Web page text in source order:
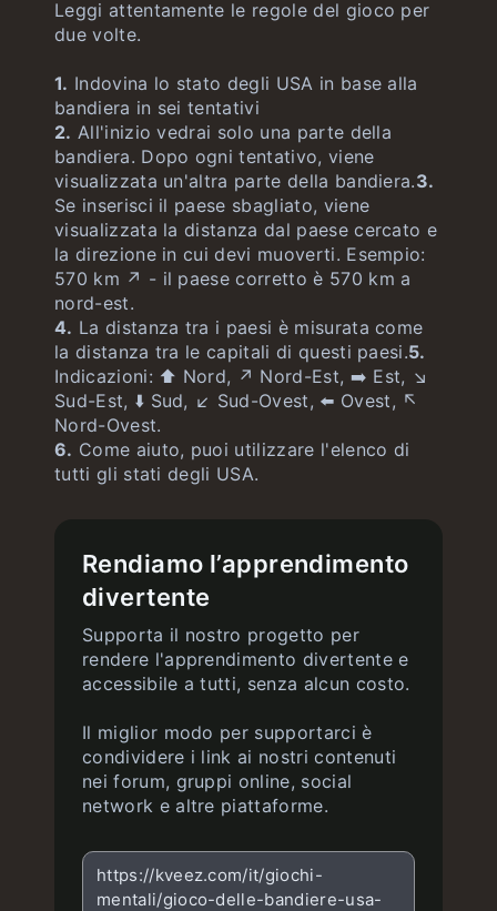
Gioco delle città illimitati
Leggi attentamente le regole del gioco per
due volte.
1. Indovina lo stato degli USA in base alla
bandiera in sei tentativi
2. All'inizio vedrai solo una parte della
bandiera. Dopo ogni tentativo, viene
visualizzata un'altra parte della bandiera.3.
Se inserisci il paese sbagliato, viene
visualizzata la distanza dal paese cercato e
la direzione in cui devi muoverti. Esempio:
570 km ↗️ - il paese corretto è 570 km a
nord-est.
4. La distanza tra i paesi è misurata come
la distanza tra le capitali di questi paesi.5.
Indicazioni: ⬆️ Nord, ↗️ Nord-Est, ➡️ Est, ↘️
Sud-Est, ⬇️ Sud, ↙️ Sud-Ovest, ⬅️ Ovest, ↖️
Nord-Ovest.
6. Come aiuto, puoi utilizzare l'elenco di
tutti gli stati degli USA.
Rendiamo l’apprendimento
divertente
Supporta il nostro progetto per
rendere l'apprendimento divertente e
accessibile a tutti, senza alcun costo.
Il miglior modo per supportarci è
condividere i link ai nostri contenuti
nei forum, gruppi online, social
network e altre piattaforme.
https://kveez.com/it/giochi-
mentali/gioco-delle-bandiere-usa-